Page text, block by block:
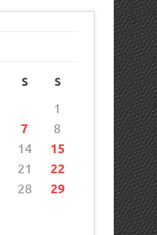
S S
1
7 8
14
15
21
22
28
29